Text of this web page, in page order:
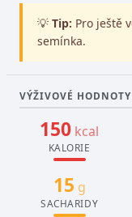
💡 Tip: Pro ještě
semínka.
VÝŽIVOVÉ
150 kcal
KALORIE
15 g
SACHARIDY